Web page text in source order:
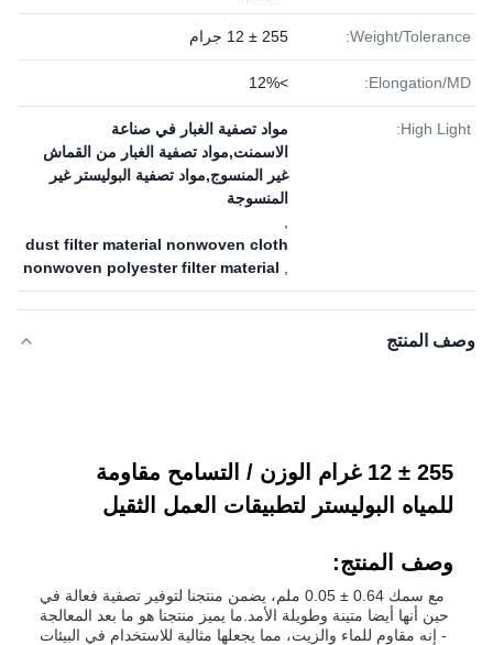
Weight/Tolerance: 255 ± 12 جرام
Elongation/MD:
>12%
High Light:
مواد تصفية الغبار في صناعة
الاسمنت,مواد تصفية الغبار من القماش
غير المنسوج,مواد تصفية البوليستر غير
المنسوجة
dust filter material nonwoven cloth
nonwoven polyester filter material
وصف المنتج
255 ± 12 غرام الوزن / التسامح مقاومة
للمياه البوليستر لتطبيقات العمل الثقيل
وصف المنتج:
مع سمك 0.64 ± 0.05 ملم، يضمن منتجنا لتوفير تصفية فعالة في
حين أنها أيضا متينة وطويلة الأمد.ما يميز منتجنا هو ما بعد المعالجة
- إنه مقاوم للماء والزيت، مما يجعلها مثالية للاستخدام في البيئات